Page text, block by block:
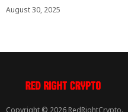
August 30, 2025
Copyright © 2026 RedRightCrypto.